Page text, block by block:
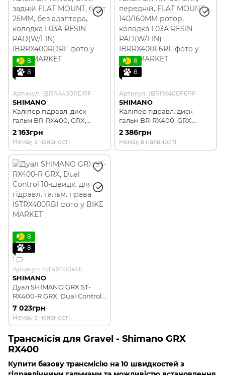
8
8
Артикул: IBRRX400RDRF
SHIMANO
Каліпер гідравл. диск
гальм BR-RX400, GRX,
задній FLAT MOUNT, болт
25MM, без адаптера,
колодка L03A RESIN
PAD(W/FIN)
2 163грн
Немає в наявності
8
8
Артикул: IBRRX400F6RF
SHIMANO
Каліпер гідравл. диск
гальм BR-RX400, GRX,
передній, FLAT MOUNT,
140/160MM ротор, колодка
L03A RESIN PAD(W/FIN)
2 386грн
Немає в наявності
8
8
1
Артикул: ISTRX400RBI
SHIMANO
Дуал SHIMANO GRX ST-
RX400-R GRX, Dual Control
10-швидк, для гідравл.
гальм. права
7 023грн
Немає в наявності
Трансмісія для Gravel - Shimano GRX
RX400
Купити базову трансмісію на 10 швидкостей з